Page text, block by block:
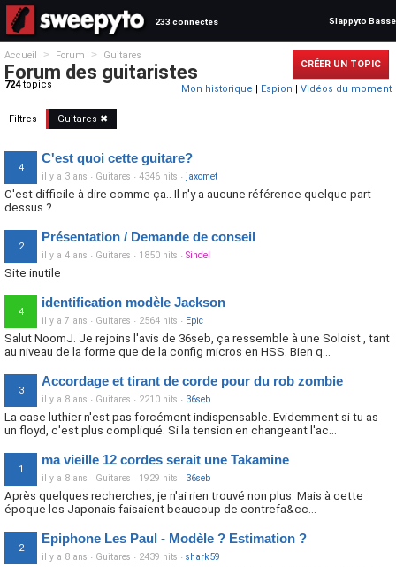
233 connectés Slappyto Basse
Accueil > Forum > Guitares
Forum des guitaristes
724topics
CRÉER UN TOPIC
Mon historique | Espion | Vidéos du moment
Filtres Guitares ✖
4
C'est quoi cette guitare?
il y a 3 ans · Guitares · 4346 hits · jaxomet
C'est difficile à dire comme ça.. Il n'y a aucune référence quelque part
dessus ?
2
Présentation / Demande de conseil
il y a 4 ans · Guitares · 1850 hits · Sindel
Site inutile
4
identification modèle Jackson
il y a 7 ans · Guitares · 2564 hits · Epic
Salut NoomJ. Je rejoins l'avis de 36seb, ça ressemble à une Soloist , tant
au niveau de la forme que de la config micros en HSS. Bien q...
3
Accordage et tirant de corde pour du rob zombie
il y a 8 ans · Guitares · 2210 hits · 36seb
La case luthier n'est pas forcément indispensable. Evidemment si tu as
un floyd, c'est plus compliqué. Si la tension en changeant l'ac...
1
ma vieille 12 cordes serait une Takamine
il y a 8 ans · Guitares · 1929 hits · 36seb
Après quelques recherches, je n'ai rien trouvé non plus. Mais à cette
époque les Japonais faisaient beaucoup de contrefa&cc...
2
Epiphone Les Paul - Modèle ? Estimation ?
il y a 8 ans · Guitares · 2439 hits · shark59